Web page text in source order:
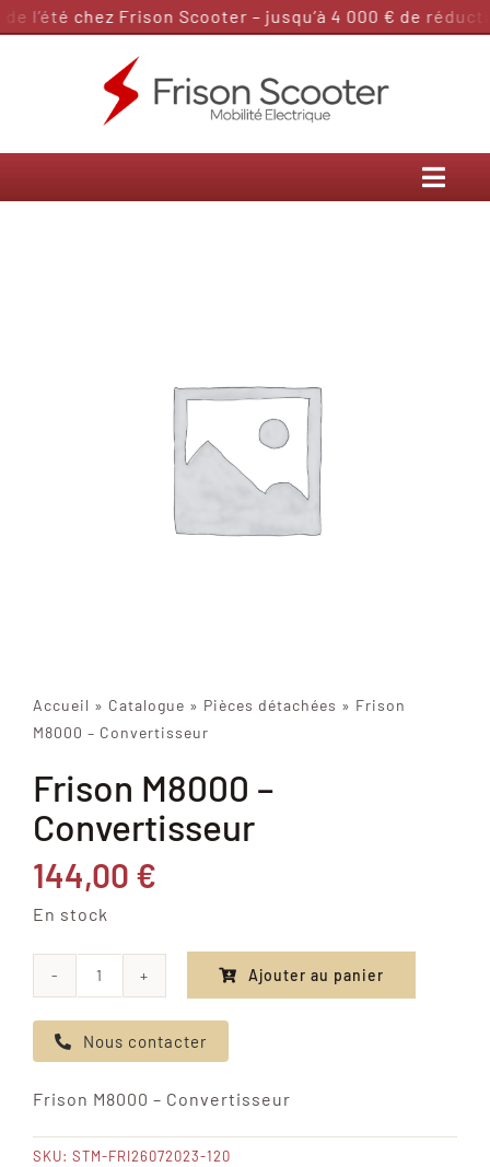
Passer
l’été chez Frison Scooter – jusqu’à 4 000 € de
Accueil » Catalogue » Pièces détachées » Frison
M8000 – Convertisseur
Frison M8000 –
Convertisseur
144,00 €
En stock
de
Frison
-
Convertisseur
Ajouter au panier
Nous contacter
Frison M8000 – Convertisseur
SKU: STM-FRI26072023-120